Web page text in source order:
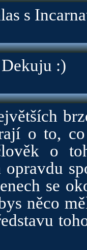
s
:)
o to,
o
opravdu
se
něco